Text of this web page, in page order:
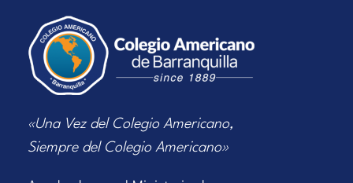
«Una Vez del Colegio Americano,
Siempre del Colegio Americano»